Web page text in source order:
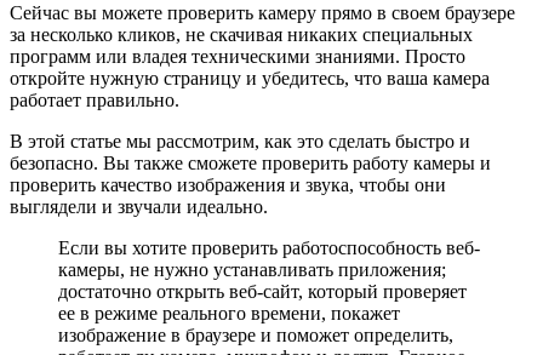
Сейчас вы можете проверить камеру прямо в своем браузере
за несколько кликов, не скачивая никаких специальных
программ или владея техническими знаниями. Просто
откройте нужную страницу и убедитесь, что ваша камера
работает правильно.
В этой статье мы рассмотрим, как это сделать быстро и
безопасно. Вы также сможете проверить работу камеры и
проверить качество изображения и звука, чтобы они
выглядели и звучали идеально.
Если вы хотите проверить работоспособность веб-
камеры, не нужно устанавливать приложения;
достаточно открыть веб-сайт, который проверяет
ее в режиме реального времени, покажет
изображение в браузере и поможет определить,